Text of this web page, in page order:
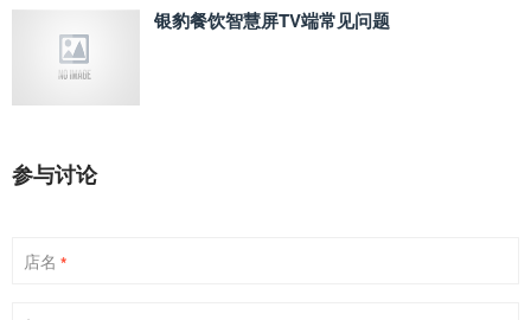
银豹餐饮智慧屏TV端常见问题
参与讨论
店名 *